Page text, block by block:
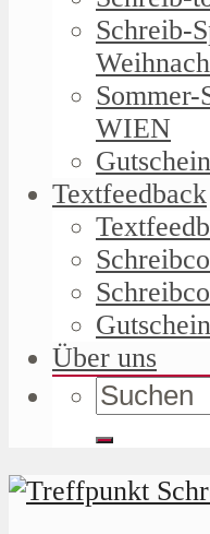
Schreib-
Sommer-
WIEN
Textfeedback
Über uns